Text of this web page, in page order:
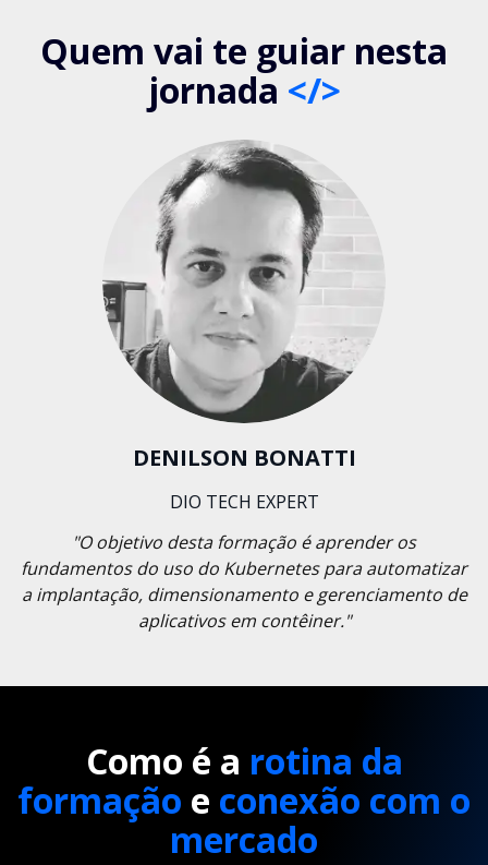
Quem vai te guiar nesta
jornada </>
DENILSON BONATTI
DIO TECH EXPERT
"O objetivo desta formação é aprender os
fundamentos do uso do Kubernetes para automatizar
a implantação, dimensionamento e gerenciamento de
aplicativos em contêiner."
Como é a rotina da
formação e conexão com o
mercado